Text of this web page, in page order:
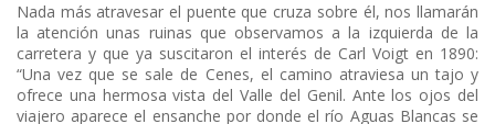
Nada más atravesar el puente que cruza sobre él, nos llamarán
la atención unas ruinas que observamos a la izquierda de la
carretera y que ya suscitaron el interés de Carl Voigt en 1890:
“Una vez que se sale de Cenes, el camino atraviesa un tajo y
ofrece una hermosa vista del Valle del Genil. Ante los ojos del
viajero aparece el ensanche por donde el río Aguas Blancas se